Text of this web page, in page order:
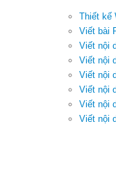
Thiết kế
Viết bài
Viết nội
Viết nội
Viết nội
Viết nội
Viết nội
Viết nội